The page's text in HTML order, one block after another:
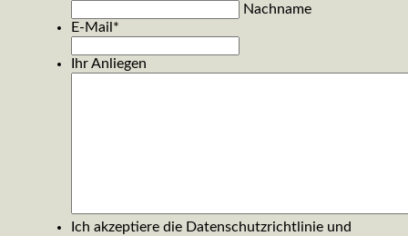
Nachname
E-Mail *
Ihr Anliegen
Ich akzeptiere die Datenschutzrichtlinie und